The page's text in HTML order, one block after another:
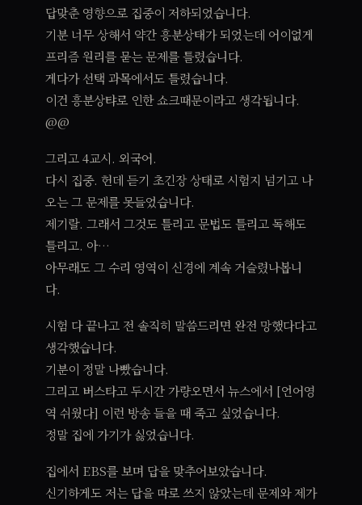
답맞춘 영향으로 집중이 저하되었습니다.
기분 너무 상해서 약간 흥분상태가 되었는데 어이없게
프리즘 원리를 묻는 문제를 틀렸습니다.
게다가 선택 과목에서도 틀렸습니다.
이건 흥분상탸로 인한 쇼크때문이라고 생각됩니다.
@@
그리고 4교시. 외국어.
다시 집중. 헌데 듣기 초긴장 상태로 시험지 넘기고 나
오는 그 문제를 못들었습니다.
제기랄. 그래서 그것도 틀리고 문법도 틀리고 독해도
틀리고. 아…
아무래도 그 수리 영역이 신경에 계속 거슬렸나봅니
다.
시험 다 끝나고 전 솔직히 말씀드리면 완전 망했다다고
생각했습니다.
기분이 정말 나빴습니다.
그리고 버스타고 두시간 가량오면서 뉴스에서 [언어영
역 쉬웠다] 이런 방송 들을 때 죽고 싶었습니다.
정말 집에 가기가 싫었습니다.
집에서 EBS를 보며 답을 맞추어보았습니다.
신기하게도 저는 답을 따로 쓰지 않았는데 문제와 제가